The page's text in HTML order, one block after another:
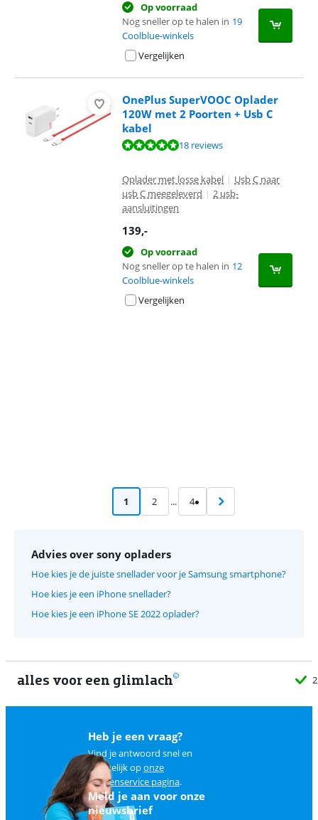
Op voorraad
Nog sneller op te halen in 19
Coolblue-winkels
Vergelijken
OnePlus SuperVOOC Oplader
120W met 2 Poorten + Usb C
kabel
Beoordeling is 9,6 van de 10, gebaseerd op 18 reviews.
18 reviews
Oplader met losse kabel | Usb C naar
usb C meegeleverd | 2 usb-
aansluitingen
139,-
Op voorraad
Nog sneller op te halen in 12
Coolblue-winkels
Vergelijken
1 2 ... 4
Advies over sony opladers
Hoe kies je de juiste snellader voor je Samsung smartphone?
Hoe kies je een iPhone snellader?
Hoe kies je een iPhone SE 2022 oplader?
alles voor een glimlach
Heb je een vraag?
Vind je antwoord snel en
makkelijk oponze
klantenservice pagina.
Meld je aan voor onze
nieuwsbrief